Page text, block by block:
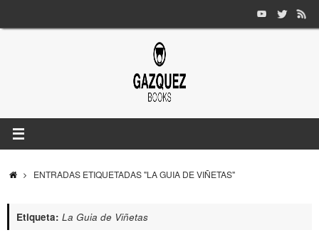
INICIOENTRADAS ETIQUETADAS "LA GUIA DE VIÑETAS"
Etiqueta: La Guia de Viñetas